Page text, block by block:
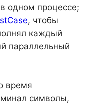
одном процессе;
, чтобы
каждый
параллельный
время
символы,